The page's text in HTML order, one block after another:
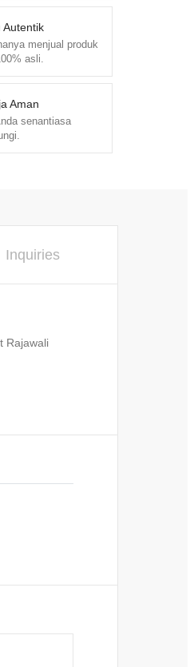
Autentik
menjual produk
asli.
Aman
senantiasa
Inquiries
Rajawali